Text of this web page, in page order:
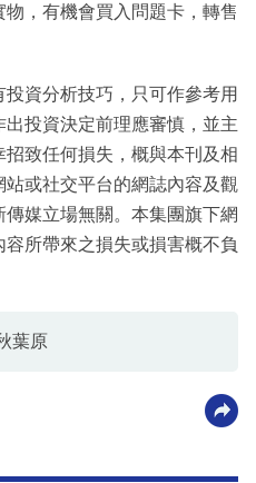
，有機會買入問題卡，轉售
資分析技巧，只可作參考用
投資決定前理應審慎，並主
致任何損失，概與本刊及相
或社交平台的網誌內容及觀
媒立場無關。本集團旗下網
所帶來之損失或損害概不負
葉原